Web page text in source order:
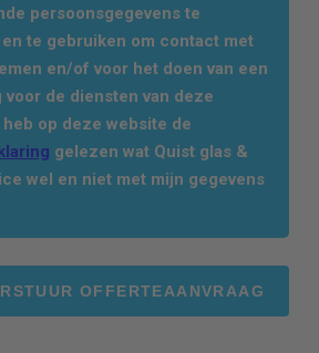
persoonsgegevens te
te gebruiken om contact met
en/of voor het doen van een
voor de diensten van deze
op deze website de
gelezen wat Quist glas &
wel en niet met mijn gegevens